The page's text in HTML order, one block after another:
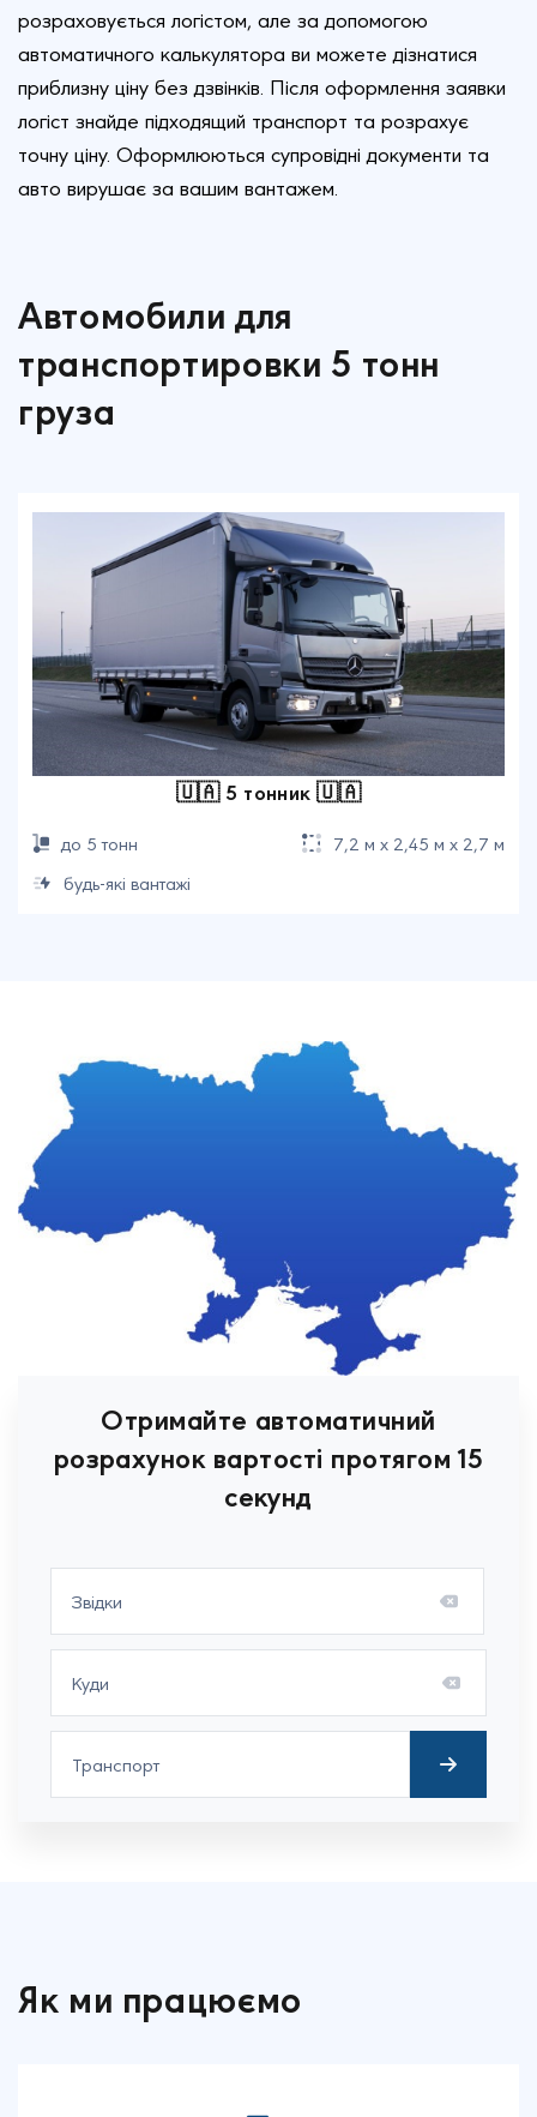
розраховується логістом, але за допомогою
автоматичного калькулятора ви можете дізнатися
приблизну ціну без дзвінків. Після оформлення заявки
логіст знайде підходящий транспорт та розрахує
точну ціну. Оформлюються супровідні документи та
авто вирушає за вашим вантажем.
Автомобили для
транспортировки 5 тонн
груза
🇺🇦 5 тонник 🇺🇦
до 5 тонн
7,2 м х 2,45 м х 2,7 м
будь-які вантажі
Отримайте автоматичний
розрахунок вартості протягом 15
секунд
Як ми працюємо